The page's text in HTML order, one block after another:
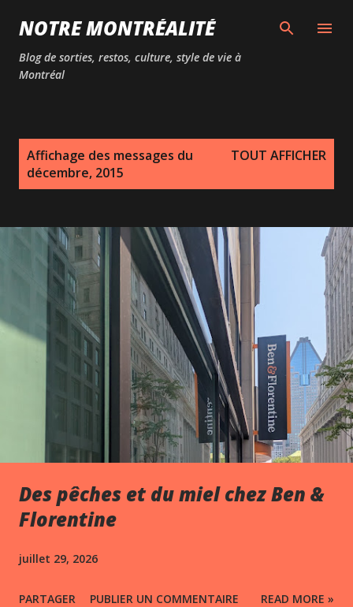
Passer au contenu principal
NOTRE MONTRÉALITÉ
Blog de sorties, restos, culture, style de vie à
Montréal
Affichage des messages du
décembre, 2015
TOUT AFFICHER
Des pêches et du miel chez Ben &
Florentine
juillet 29, 2026
PARTAGER PUBLIER UN COMMENTAIRE READ MORE »